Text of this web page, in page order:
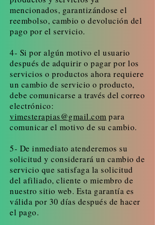
mencionados, garantizándose el
reembolso, cambio o devolución del
pago por el servicio.
4- Si por algún motivo el usuario
después de adquirir o pagar por los
servicios o productos ahora requiere
un cambio de servicio o producto,
debe comunicarse a través del correo
electrónico:
vimesterapias@gmail.com para
comunicar el motivo de su cambio.
5- De inmediato atenderemos su
solicitud y considerará un cambio de
servicio que satisfaga la solicitud
del afiliado, cliente o miembro de
nuestro sitio web. Esta garantía es
válida por 30 días después de hacer
el pago.